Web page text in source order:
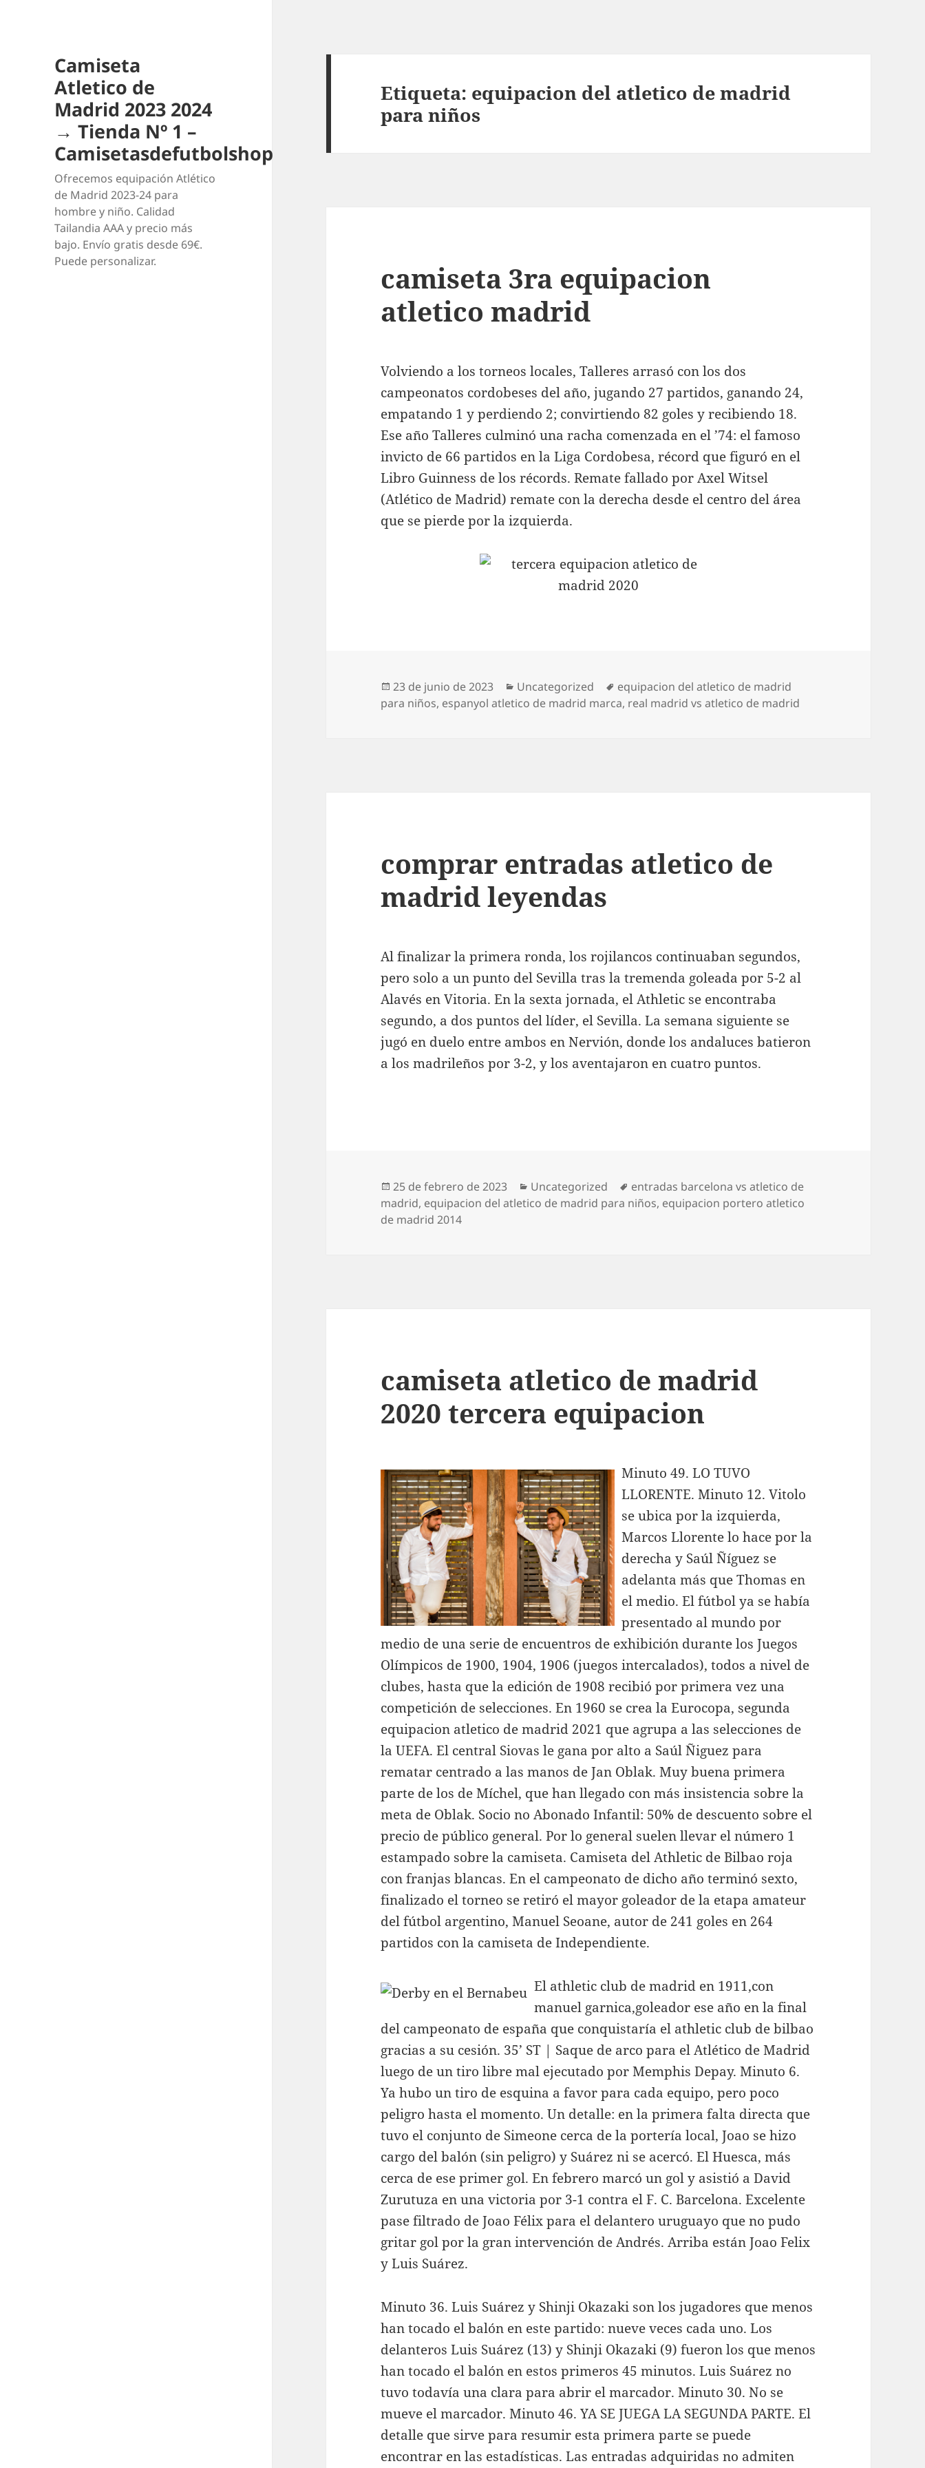
Camiseta
Atletico de
Madrid 2023 2024
→ Tienda Nº 1 –
Camisetasdefutbolshop
Ofrecemos equipación Atlético
de Madrid 2023-24 para
hombre y niño. Calidad
Tailandia AAA y precio más
bajo. Envío gratis desde 69€.
Puede personalizar.
Etiqueta: equipacion del atletico de madrid
para niños
camiseta 3ra equipacion
atletico madrid
Volviendo a los torneos locales, Talleres arrasó con los dos
campeonatos cordobeses del año, jugando 27 partidos, ganando 24,
empatando 1 y perdiendo 2; convirtiendo 82 goles y recibiendo 18.
Ese año Talleres culminó una racha comenzada en el ’74: el famoso
invicto de 66 partidos en la Liga Cordobesa, récord que figuró en el
Libro Guinness de los récords. Remate fallado por Axel Witsel
(Atlético de Madrid) remate con la derecha desde el centro del área
que se pierde por la izquierda.
Publicado
el
23 de junio de 2023 Categorías
Uncategorized Etiquetas
equipacion del atletico de madrid
para niños, espanyol atletico de madrid marca, real madrid vs atletico de madrid
comprar entradas atletico de
madrid leyendas
Al finalizar la primera ronda, los rojilancos continuaban segundos,
pero solo a un punto del Sevilla tras la tremenda goleada por 5-2 al
Alavés en Vitoria. En la sexta jornada, el Athletic se encontraba
segundo, a dos puntos del líder, el Sevilla. La semana siguiente se
jugó en duelo entre ambos en Nervión, donde los andaluces batieron
a los madrileños por 3-2, y los aventajaron en cuatro puntos.
Publicado
el
25 de febrero de 2023 Categorías
Uncategorized Etiquetas
entradas barcelona vs atletico de
madrid, equipacion del atletico de madrid para niños, equipacion portero atletico
de madrid 2014
camiseta atletico de madrid
2020 tercera equipacion
Minuto 49. LO TUVO
LLORENTE. Minuto 12. Vitolo
se ubica por la izquierda,
Marcos Llorente lo hace por la
derecha y Saúl Ñíguez se
adelanta más que Thomas en
el medio. El fútbol ya se había
presentado al mundo por
medio de una serie de encuentros de exhibición durante los Juegos
Olímpicos de 1900, 1904, 1906 (juegos intercalados), todos a nivel de
clubes, hasta que la edición de 1908 recibió por primera vez una
competición de selecciones. En 1960 se crea la Eurocopa, segunda
equipacion atletico de madrid 2021 que agrupa a las selecciones de
la UEFA. El central Siovas le gana por alto a Saúl Ñiguez para
rematar centrado a las manos de Jan Oblak. Muy buena primera
parte de los de Míchel, que han llegado con más insistencia sobre la
meta de Oblak. Socio no Abonado Infantil: 50% de descuento sobre el
precio de público general. Por lo general suelen llevar el número 1
estampado sobre la camiseta. Camiseta del Athletic de Bilbao roja
con franjas blancas. En el campeonato de dicho año terminó sexto,
finalizado el torneo se retiró el mayor goleador de la etapa amateur
del fútbol argentino, Manuel Seoane, autor de 241 goles en 264
partidos con la camiseta de Independiente.
El athletic club de madrid en 1911,con
manuel garnica,goleador ese año en la final
del campeonato de españa que conquistaría el athletic club de bilbao
gracias a su cesión. 35’ ST | Saque de arco para el Atlético de Madrid
luego de un tiro libre mal ejecutado por Memphis Depay. Minuto 6.
Ya hubo un tiro de esquina a favor para cada equipo, pero poco
peligro hasta el momento. Un detalle: en la primera falta directa que
tuvo el conjunto de Simeone cerca de la portería local, Joao se hizo
cargo del balón (sin peligro) y Suárez ni se acercó. El Huesca, más
cerca de ese primer gol. En febrero marcó un gol y asistió a David
Zurutuza en una victoria por 3-1 contra el F. C. Barcelona. Excelente
pase filtrado de Joao Félix para el delantero uruguayo que no pudo
gritar gol por la gran intervención de Andrés. Arriba están Joao Felix
y Luis Suárez.
Minuto 36. Luis Suárez y Shinji Okazaki son los jugadores que menos
han tocado el balón en este partido: nueve veces cada uno. Los
delanteros Luis Suárez (13) y Shinji Okazaki (9) fueron los que menos
han tocado el balón en estos primeros 45 minutos. Luis Suárez no
tuvo todavía una clara para abrir el marcador. Minuto 30. No se
mueve el marcador. Minuto 46. YA SE JUEGA LA SEGUNDA PARTE. El
detalle que sirve para resumir esta primera parte se puede
encontrar en las estadísticas. Las entradas adquiridas no admiten